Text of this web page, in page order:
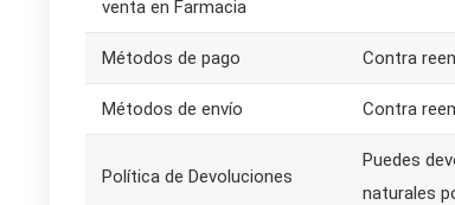
venta en Farmacia
Métodos de pago Contra
Métodos de envío Contra
Política de Devoluciones
Puedes
naturales